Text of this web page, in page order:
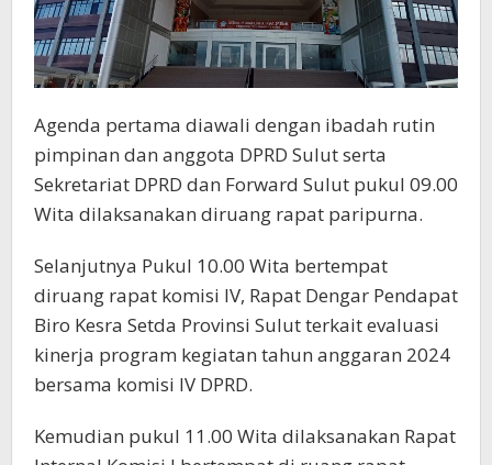
Agenda pertama diawali dengan ibadah rutin
pimpinan dan anggota DPRD Sulut serta
Sekretariat DPRD dan Forward Sulut pukul 09.00
Wita dilaksanakan diruang rapat paripurna.
Selanjutnya Pukul 10.00 Wita bertempat
diruang rapat komisi IV, Rapat Dengar Pendapat
Biro Kesra Setda Provinsi Sulut terkait evaluasi
kinerja program kegiatan tahun anggaran 2024
bersama komisi IV DPRD.
Kemudian pukul 11.00 Wita dilaksanakan Rapat